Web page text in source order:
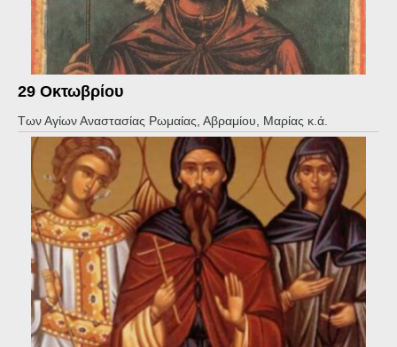
29 Οκτωβρίου
Των Αγίων Αναστασίας Ρωμαίας, Αβραμίου, Μαρίας κ.ά.